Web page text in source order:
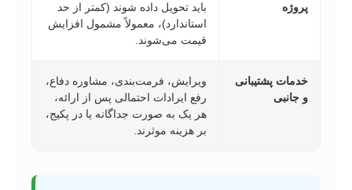
پروژه
باید تحویل داده شوند (کمتر از حد
استاندارد)، معمولاً مشمول افزایش
قیمت می‌شوند.
خدمات پشتیبانی
و جانبی
ویرایش، فرمت‌بندی، مشاوره دفاع،
رفع ایرادات احتمالی پس از ارائه،
هر یک به صورت جداگانه یا در پکیج،
بر هزینه موثرند.